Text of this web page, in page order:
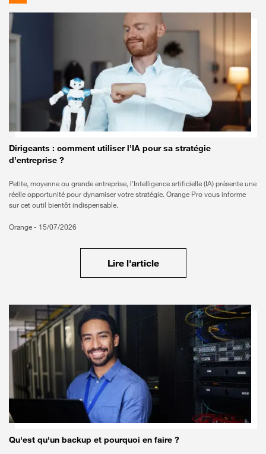
Dirigeants : comment utiliser l’IA pour sa stratégie
d’entreprise ?
Petite, moyenne ou grande entreprise, l'Intelligence artificielle (IA) présente une
réelle opportunité pour dynamiser votre stratégie. Orange Pro vous informe
sur cet outil bientôt indispensable.
Orange - 15/07/2026
Lire l'article
Qu'est qu'un backup et pourquoi en faire ?